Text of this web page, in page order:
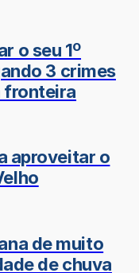
o seu 1º
3 crimes
fronteira
aproveitar o
de muito
de chuva